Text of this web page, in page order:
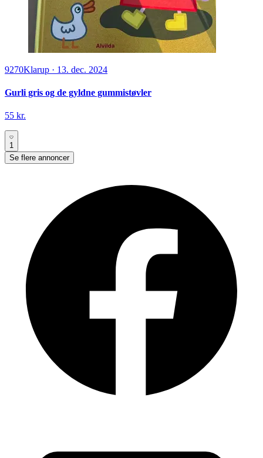
9270Klarup · 13. dec. 2024
Gurli gris og de gyldne gummistøvler
55 kr.
1
Se flere annoncer